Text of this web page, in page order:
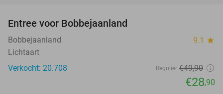
Entree voor Bobbejaanland
Bobbejaanland 9.1 star
Lichtaart
Verkocht: 20.708
Regulier €49,90
€28,90